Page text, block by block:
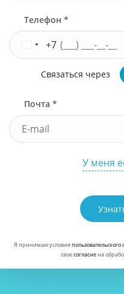
Телефон *
+7
Связаться через
Почта *
У меня
Я принимаю условия
своесогласиена